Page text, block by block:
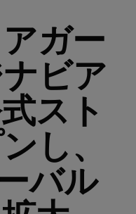
ガー
ビア
スト
し、
バル